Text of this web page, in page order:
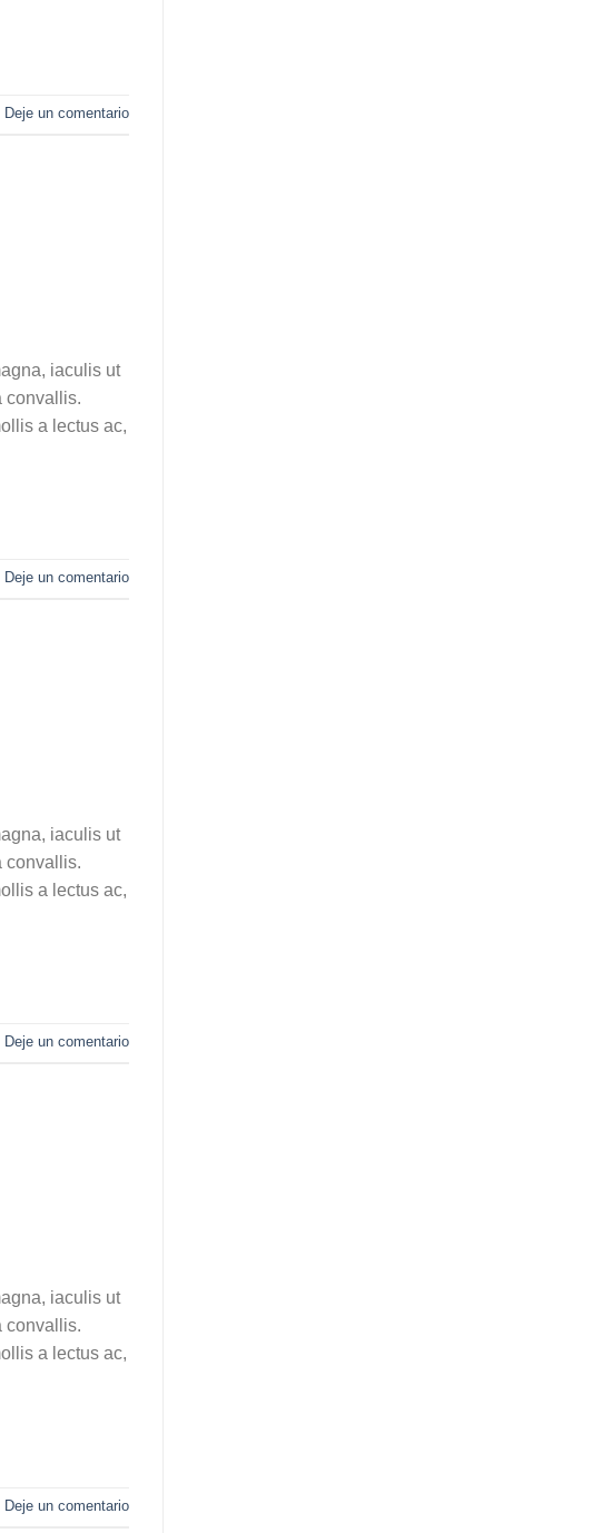
Deje un comentario
iaculis ut
convallis.
a lectus ac,
Deje un comentario
iaculis ut
convallis.
a lectus ac,
Deje un comentario
iaculis ut
convallis.
a lectus ac,
Deje un comentario